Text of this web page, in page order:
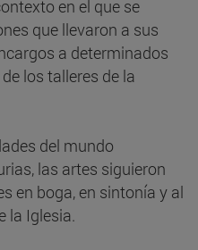
en el que se
que llevaron a sus
a determinados
los talleres de la
del mundo
las artes siguieron
en boga, en sintonía y al
la Iglesia.